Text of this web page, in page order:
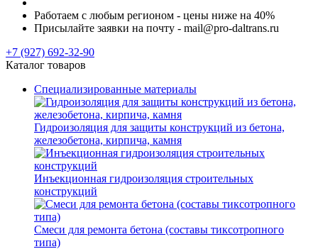
Работаем с любым регионом - цены ниже на 40%
Присылайте заявки на почту - mail@pro-daltrans.ru
+7 (927) 692-32-90
Каталог товаров
Специализированные материалы
Гидроизоляция для защиты конструкций из бетона,
железобетона, кирпича, камня
Инъекционная гидроизоляция строительных
конструкций
Смеси для ремонта бетона (составы тиксотропного
типа)